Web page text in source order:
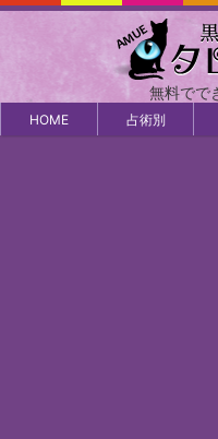
無料でで
HOME 占術別